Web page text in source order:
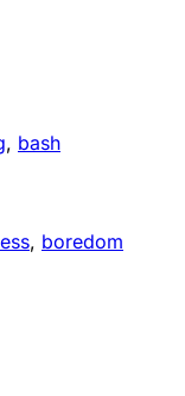
, bash
, boredom